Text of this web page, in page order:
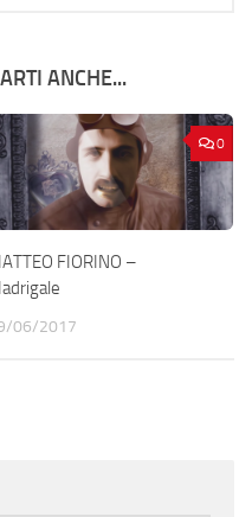
ANCHE...
0
FIORINO –
06/2017